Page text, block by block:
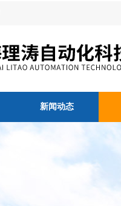
新闻动态